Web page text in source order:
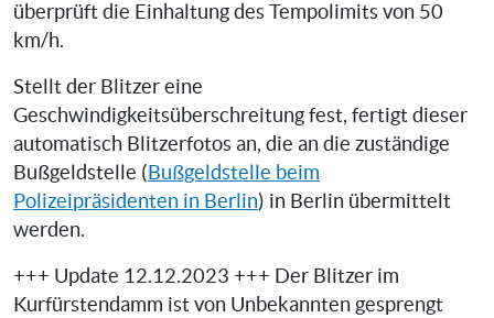
überprüft die Einhaltung des Tempolimits von 50
km/h.
Stellt der Blitzer eine
Geschwindigkeitsüberschreitung fest, fertigt dieser
automatisch Blitzerfotos an, die an die zuständige
Bußgeldstelle ( Bußgeldstelle beim
Polizeipräsidenten in Berlin) in Berlin übermittelt
werden.
+++ Update 12.12.2023 +++ Der Blitzer im
Kurfürstendamm ist von Unbekannten gesprengt